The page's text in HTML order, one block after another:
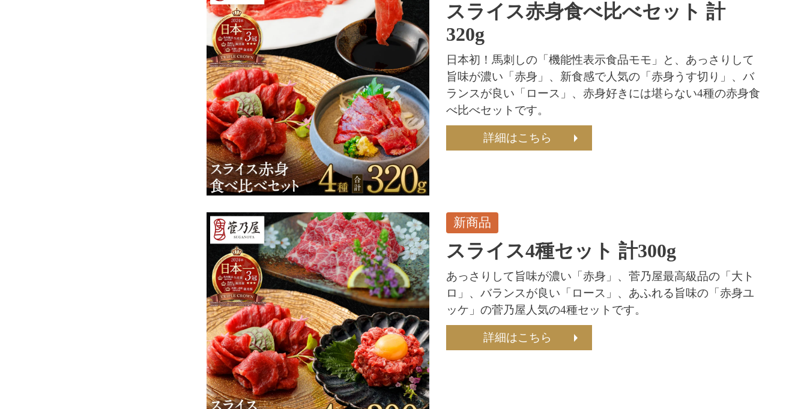
スライス赤身食べ比べセット 計
320g
日本初！馬刺しの「機能性表示食品モモ」と、あっさりして
旨味が濃い「赤身」、新食感で人気の「赤身うす切り」、バ
ランスが良い「ロース」、赤身好きには堪らない4種の赤身食
べ比べセットです。
詳細はこちら
新商品
スライス4種セット 計300g
あっさりして旨味が濃い「赤身」、菅乃屋最高級品の「大ト
ロ」、バランスが良い「ロース」、あふれる旨味の「赤身ユ
ッケ」の菅乃屋人気の4種セットです。
詳細はこちら